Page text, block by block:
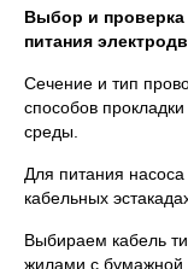
Выбор и проверка
питания
Сечение и тип
способов
среды.
Для питания
кабельных
Выбираем кабель
жилами с бумажной